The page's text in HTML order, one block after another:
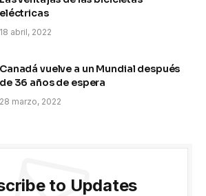
eléctricas
18 abril, 2022
Canadá vuelve a un Mundial después
de 36 años de espera
28 marzo, 2022
to Updates